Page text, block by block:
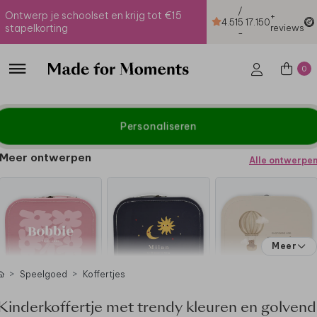
Ontwerp je schoolset en krijg tot €15
stapelkorting
4.51
/
5
-
17.150+
reviews
0
Personaliseren
Meer ontwerpen Alle ontwerpen
Meer
Speelgoed Koffertjes
met trendy kleuren en golvend